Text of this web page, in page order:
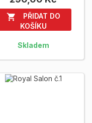

PŘIDAT DO
KOŠÍKU
Skladem